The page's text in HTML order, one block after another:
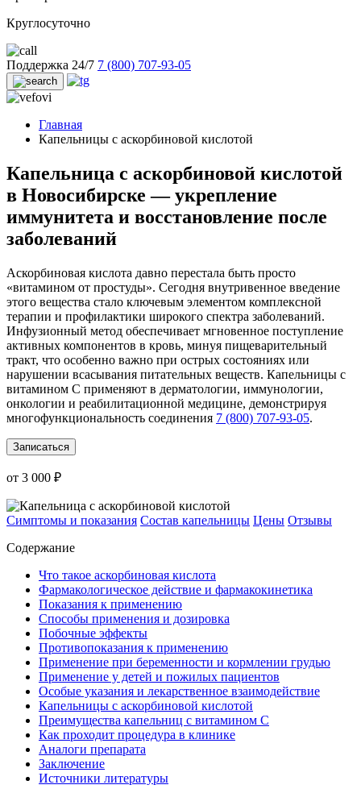
Круглосуточно
Поддержка 24/7 7 (800) 707-93-05
Главная
Капельницы с аскорбиновой кислотой
Капельница с аскорбиновой кислотой
в Новосибирске — укрепление
иммунитета и восстановление после
заболеваний
Аскорбиновая кислота давно перестала быть просто
«витамином от простуды». Сегодня внутривенное введение
этого вещества стало ключевым элементом комплексной
терапии и профилактики широкого спектра заболеваний.
Инфузионный метод обеспечивает мгновенное поступление
активных компонентов в кровь, минуя пищеварительный
тракт, что особенно важно при острых состояниях или
нарушении всасывания питательных веществ. Капельницы с
витамином С применяют в дерматологии, иммунологии,
онкологии и реабилитационной медицине, демонстрируя
многофункциональность соединения 7 (800) 707-93-05.
Записаться
от 3 000 ₽
Симптомы и показания Состав капельницы Цены Отзывы
Содержание
Что такое аскорбиновая кислота
Фармакологическое действие и фармакокинетика
Показания к применению
Способы применения и дозировка
Побочные эффекты
Противопоказания к применению
Применение при беременности и кормлении грудью
Применение у детей и пожилых пациентов
Особые указания и лекарственное взаимодействие
Капельницы с аскорбиновой кислотой
Преимущества капельниц с витамином С
Как проходит процедура в клинике
Аналоги препарата
Заключение
Источники литературы